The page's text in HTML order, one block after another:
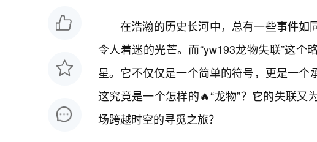
在浩瀚的历史长河中，总有一些事件如
令人着迷的光芒。而“yw193龙物失联”这
星。它不仅仅是一个简单的符号，更是一个
这究竟是一个怎样的🔥“龙物”？它的失联
场跨越时空的寻觅之旅？